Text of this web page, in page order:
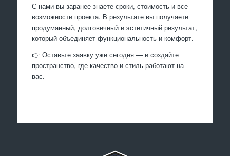
С нами вы заранее знаете сроки, стоимость и все
возможности проекта. В результате вы получаете
продуманный, долговечный и эстетичный результат,
который объединяет функциональность и комфорт.
👉 Оставьте заявку уже сегодня — и создайте
пространство, где качество и стиль работают на
вас.